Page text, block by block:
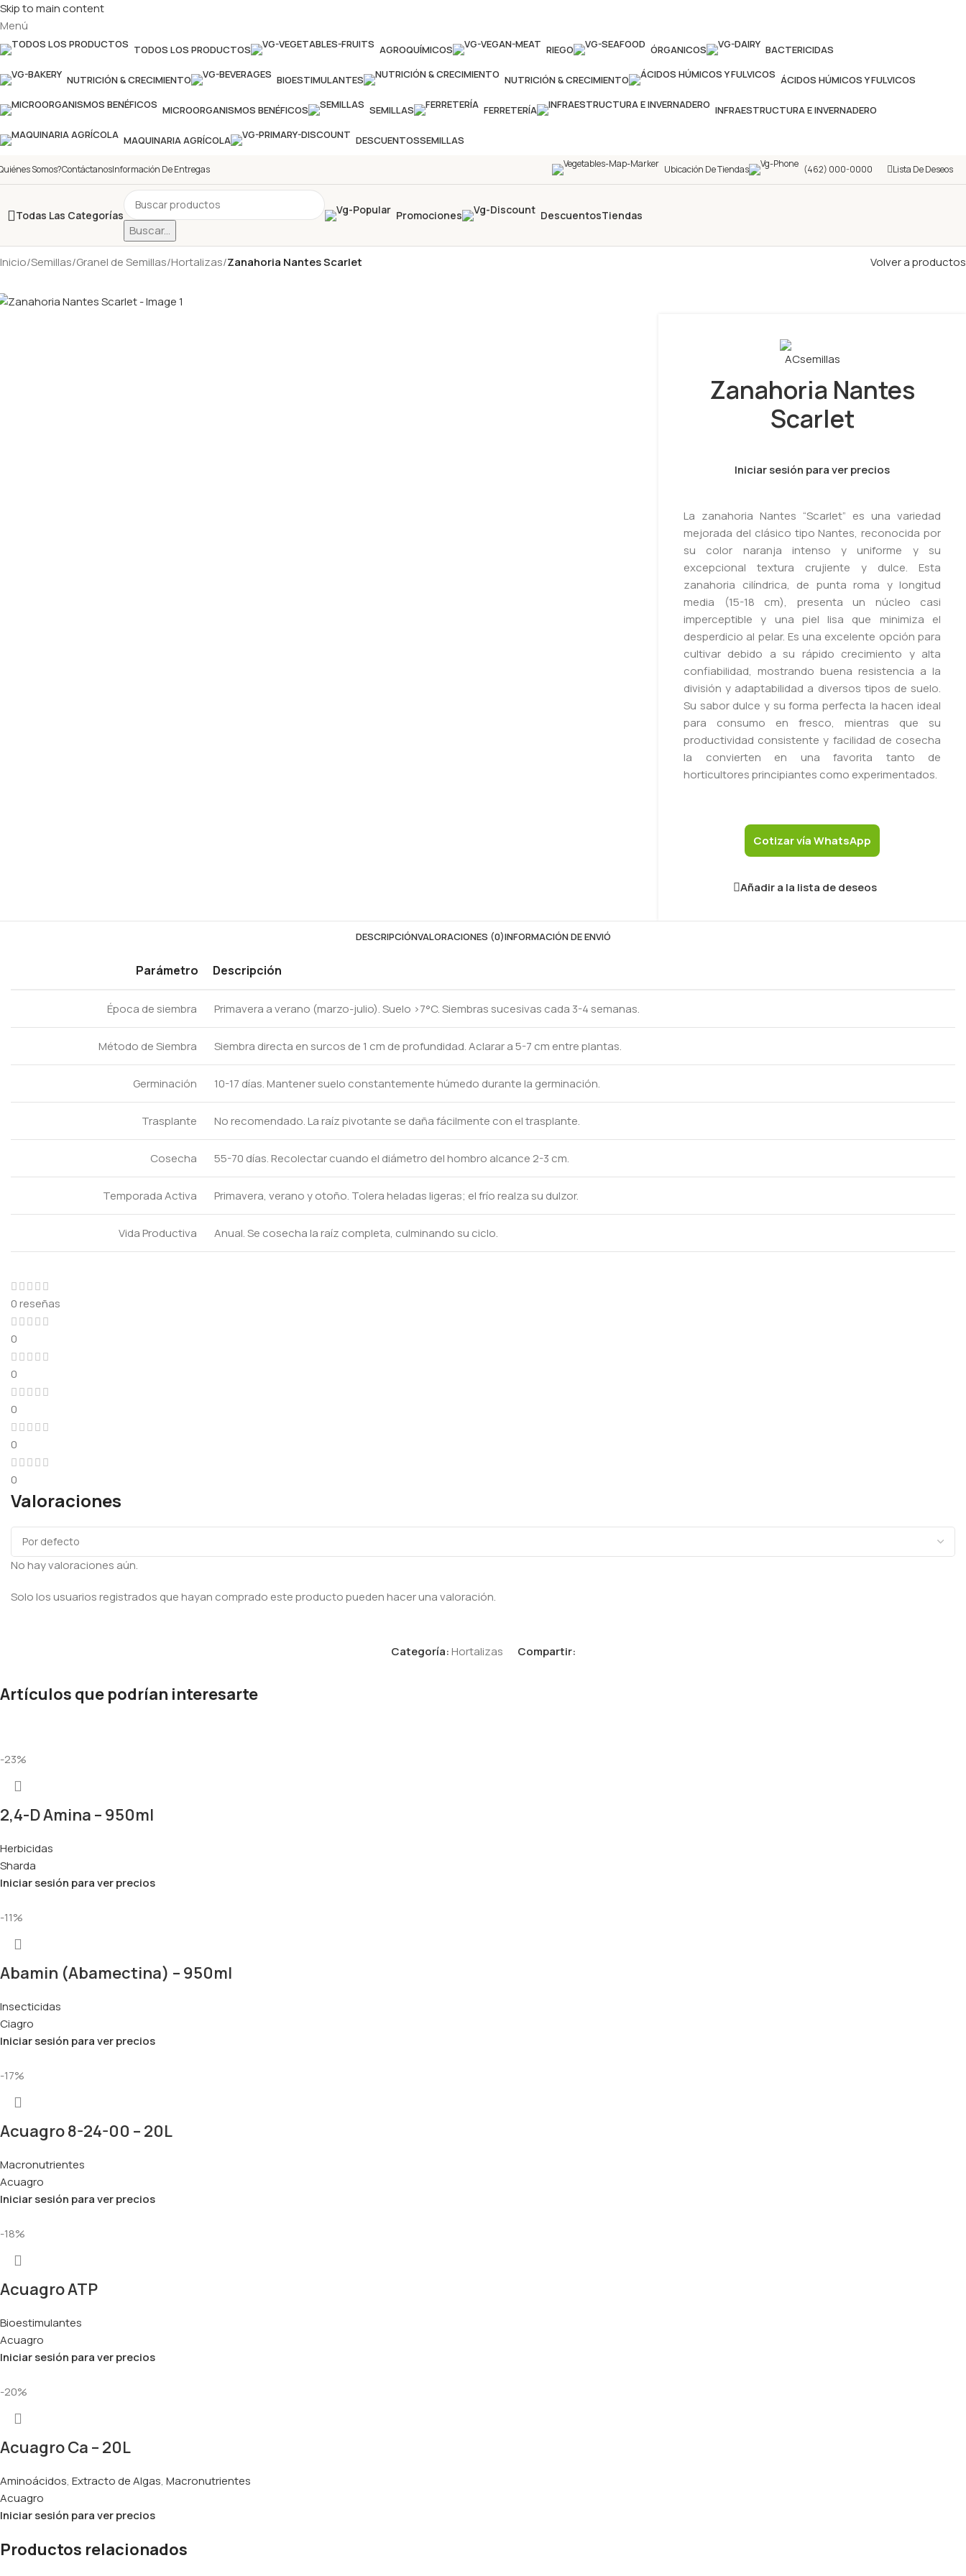
Skip to main content
Menú
TODOS LOS PRODUCTOS AGROQUÍMICOS RIEGO ÓRGANICOS BACTERICIDAS
NUTRICIÓN & CRECIMIENTO BIOESTIMULANTES NUTRICIÓN & CRECIMIENTO ÁCIDOS HÚMICOS Y FULVICOS
MICROORGANISMOS BENÉFICOS SEMILLAS FERRETERÍA INFRAESTRUCTURA E INVERNADERO
MAQUINARIA AGRÍCOLA DESCUENTOSSEMILLAS
Somos?ContáctanosInformación De Entregas Ubicación De Tiendas (462) 000-0000 Lista De Deseos
Todas Las Categorías
Buscar...
Promociones DescuentosTiendas
Inicio/Semillas/Granel de Semillas/Hortalizas/Zanahoria Nantes Scarlet Volver a productos
Zanahoria Nantes
Scarlet
Iniciar sesión para ver precios
La zanahoria Nantes “Scarlet” es una variedad
mejorada del clásico tipo Nantes, reconocida por
su color naranja intenso y uniforme y su
excepcional textura crujiente y dulce. Esta
zanahoria cilíndrica, de punta roma y longitud
media (15-18 cm), presenta un núcleo casi
imperceptible y una piel lisa que minimiza el
desperdicio al pelar. Es una excelente opción para
cultivar debido a su rápido crecimiento y alta
confiabilidad, mostrando buena resistencia a la
división y adaptabilidad a diversos tipos de suelo.
Su sabor dulce y su forma perfecta la hacen ideal
para consumo en fresco, mientras que su
productividad consistente y facilidad de cosecha
la convierten en una favorita tanto de
horticultores principiantes como experimentados.
Cotizar vía WhatsApp
Añadir a la lista de deseos
DESCRIPCIÓNVALORACIONES (0)INFORMACIÓN DE ENVIÓ
Parámetro Descripción
Época de siembra Primavera a verano (marzo-julio). Suelo >7°C. Siembras sucesivas cada 3-4 semanas.
Método de Siembra Siembra directa en surcos de 1 cm de profundidad. Aclarar a 5-7 cm entre plantas.
Germinación 10-17 días. Mantener suelo constantemente húmedo durante la germinación.
Trasplante No recomendado. La raíz pivotante se daña fácilmente con el trasplante.
Cosecha 55-70 días. Recolectar cuando el diámetro del hombro alcance 2-3 cm.
Temporada Activa Primavera, verano y otoño. Tolera heladas ligeras; el frío realza su dulzor.
Vida Productiva Anual. Se cosecha la raíz completa, culminando su ciclo.
0 reseñas
0
0
0
0
0
Valoraciones
No hay valoraciones aún.
Solo los usuarios registrados que hayan comprado este producto pueden hacer una valoración.
Categoría:Hortalizas Compartir:
Artículos que podrían interesarte
-23%
2,4-D Amina – 950ml
Herbicidas
Sharda
Iniciar sesión para ver precios
-11%
Abamin (Abamectina) – 950ml
Insecticidas
Ciagro
Iniciar sesión para ver precios
-17%
Acuagro 8-24-00 – 20L
Macronutrientes
Acuagro
Iniciar sesión para ver precios
-18%
Acuagro ATP
Bioestimulantes
Acuagro
Iniciar sesión para ver precios
-20%
Acuagro Ca – 20L
Aminoácidos, Extracto de Algas, Macronutrientes
Acuagro
Iniciar sesión para ver precios
Productos relacionados